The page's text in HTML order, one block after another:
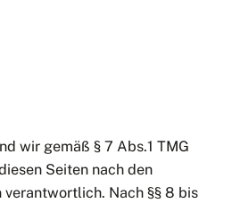
wir gemäß § 7 Abs.1 TMG
Seiten nach den
verantwortlich. Nach §§ 8 bis